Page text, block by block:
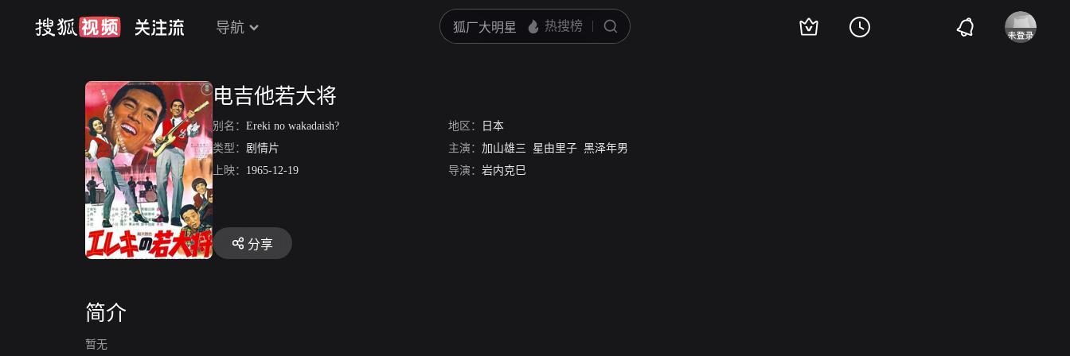
导航
电吉他若大将
别名： Ereki no wakadaish? 地区：
日本
类型： 剧情片 主演： 加山雄三 星由里子 黑泽年男
上映： 1965-12-19 导演： 岩内克巳
分享
简介
暂无